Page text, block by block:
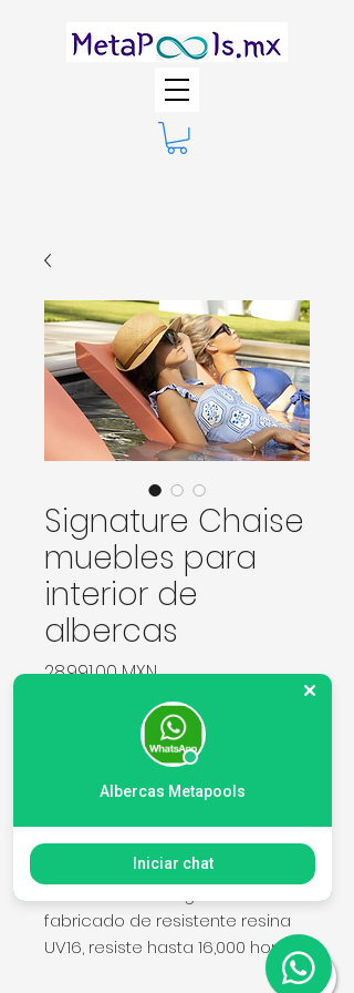
Signature Chaise
muebles para
interior de
albercas
28.991,00 MXNPrecio
Agregar al carrito
fabricado de resistente resina
UV16, resiste hasta 16,000 horas
bajo sol directo y no se daña
Albercas Metapools
Iniciar chat